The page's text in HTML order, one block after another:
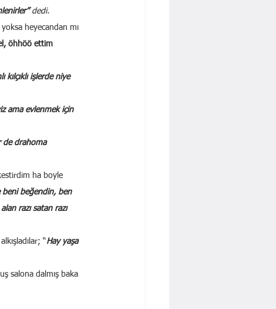
dedi.
heyecandan mı
öhhöö ettim
işlerde niye
ama evlenmek için
de drahoma
ha boyle
beni beğendin, ben
razı satan razı
“Hay yaşa
salona dalmış baka